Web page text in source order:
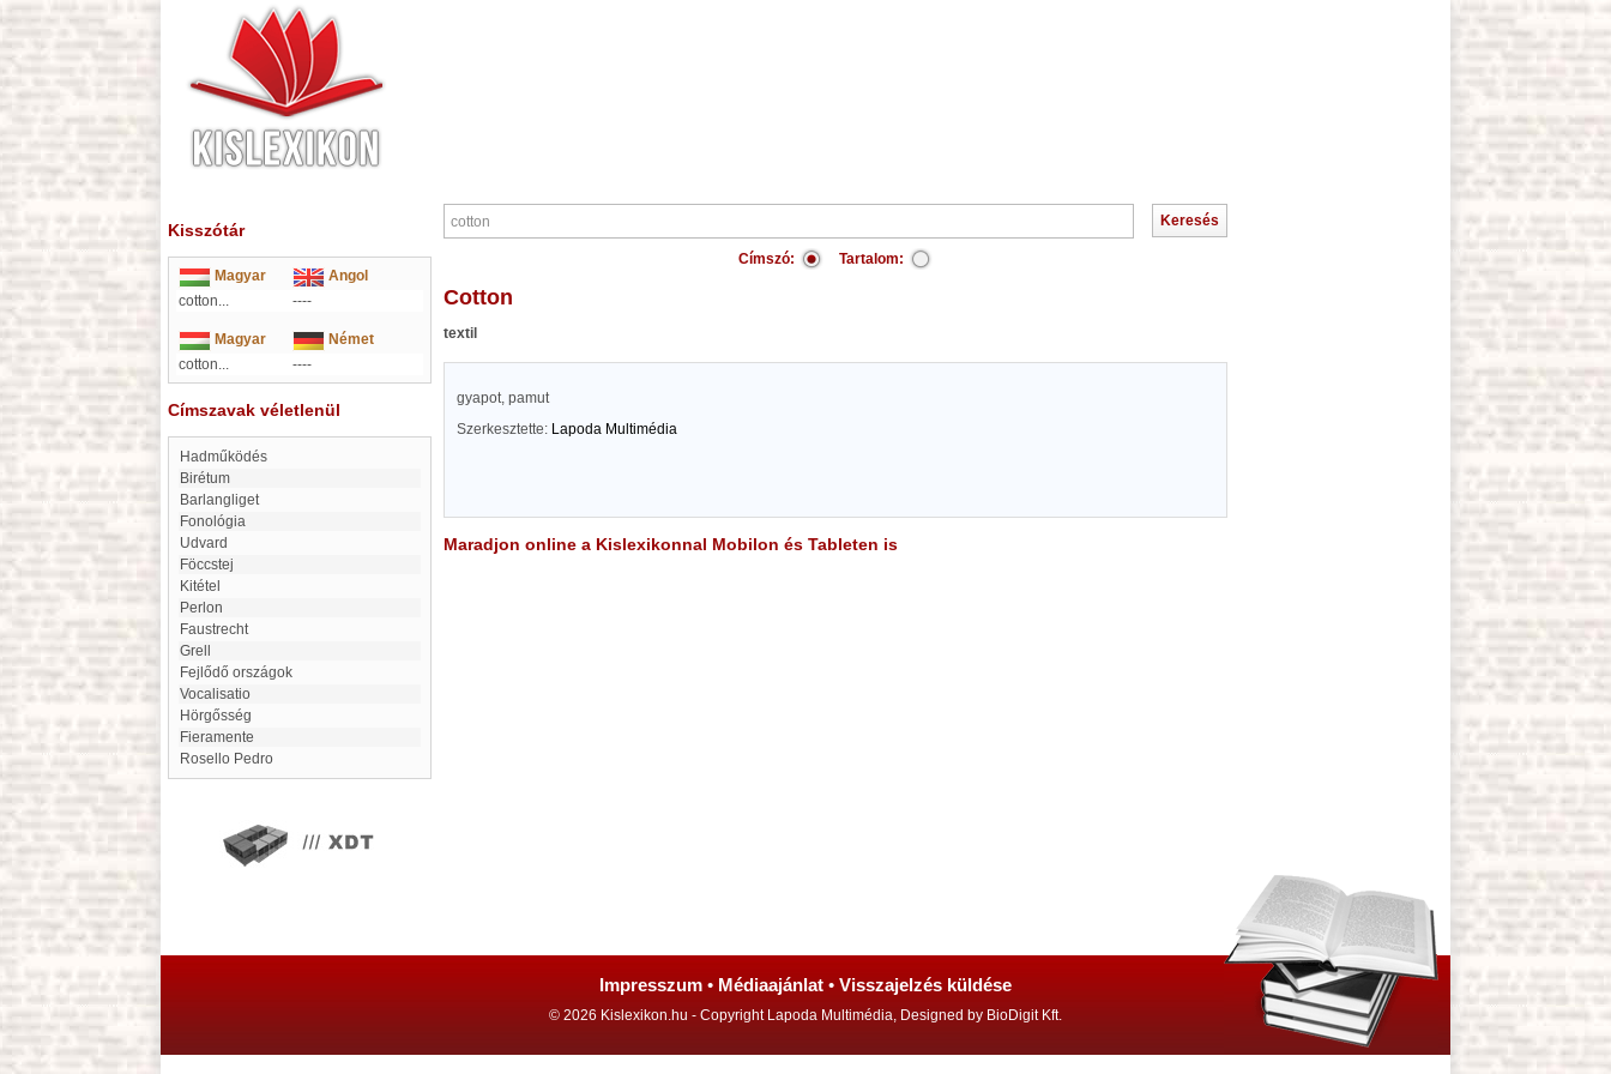
Kisszótár
Magyar
Angol
cotton...
----
Magyar
Német
cotton...
----
Címszavak véletlenül
Hadműködés
birétum
Barlangliget
Fonológia
Udvard
Föccstej
Kitétel
Perlon
faustrecht
grell
fejlődő országok
Vocalisatio
Hörgősség
Fieramente
Rosello Pedro
Címszó: Tartalom:
cotton
textil
gyapot, pamut
Szerkesztette: Lapoda Multimédia
Maradjon online a Kislexikonnal Mobilon és Tableten is
Impresszum • Médiaajánlat • Visszajelzés küldése
© 2026 Kislexikon.hu - Copyright Lapoda Multimédia, Designed by BioDigit Kft.